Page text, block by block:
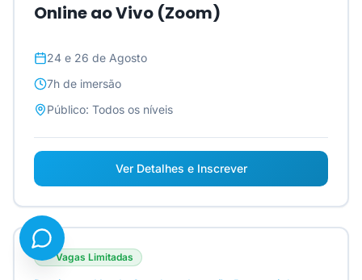
Online ao Vivo (Zoom)
24 e 26 de Agosto
7h de imersão
Público: Todos os níveis
Ver Detalhes e Inscrever
Vagas Limitadas